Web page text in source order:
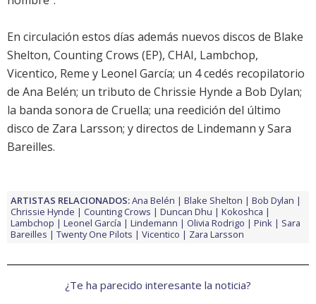
En circulación estos días además nuevos discos de Blake
Shelton, Counting Crows (EP), CHAI, Lambchop,
Vicentico, Reme y Leonel García; un 4 cedés recopilatorio
de Ana Belén; un tributo de Chrissie Hynde a Bob Dylan;
la banda sonora de Cruella; una reedición del último
disco de Zara Larsson; y directos de Lindemann ySara
Bareilles.
ARTISTAS RELACIONADOS:Ana Belén Blake Shelton
Bob Dylan
Chrissie Hynde
Counting Crows Duncan Dhu
Kokoshca
Lambchop
Leonel García Lindemann Olivia Rodrigo Pink
Sara
Bareilles
Twenty One Pilots Vicentico Zara Larsson
¿Te ha parecido interesante la noticia?